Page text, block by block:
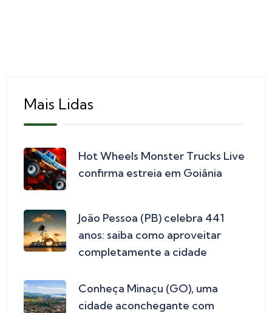
Mais Lidas
Hot Wheels Monster Trucks Live
confirma estreia em Goiânia
João Pessoa (PB) celebra 441
anos: saiba como aproveitar
completamente a cidade
Conheça Minaçu (GO), uma
cidade aconchegante com